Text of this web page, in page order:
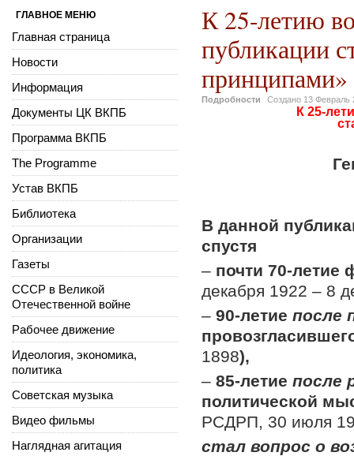
К 25-летию
публикации
принципами»
Подробности Создано 13 Февраль
К 25-
В данной
спустя
– почти 70-летие
декабря 1922 – 8
– 90-летие после
1898),
– 85-летие после
политической
РСДРП, 30 июля
стал вопрос о
ГЛАВНОЕ МЕНЮ
Главная страница
Новости
Информация
Документы ЦК ВКПБ
Программа ВКПБ
The Programme
Устав ВКПБ
Библиотека
Организации
Газеты
СССР в Великой
Отечественной войне
Рабочее движение
Идеология, экономика,
политика
Советская музыка
Видео фильмы
Наглядная агитация